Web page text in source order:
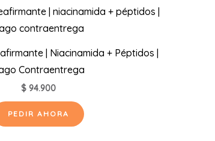
| Niacinamida + Péptidos |
Contraentrega
$ 94.900
PEDIR AHORA